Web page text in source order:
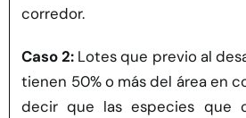
corredor.
Caso 2: Lotes que previo al
tienen 50% o más del área en
decir que las especies que